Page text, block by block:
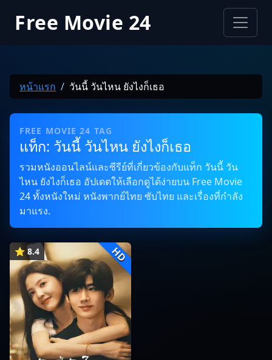
Free Movie 24
หน้าแรก วันนี้ วันไหน ยังไงก็เธอ
FREE MOVIE 24 TAG
แท็ก: วันนี้ วันไหน ยังไงก็เธอ
รวมหนังออนไลน์และซีรีย์ที่เกี่ยวข้องกับแท็ก วันนี้ วัน
ไหน ยังไงก็เธอ อัปเดตให้เลือกดูได้ง่ายบน Free Movie
24 ทั้งหนังใหม่ หนังพากย์ไทย ซับไทย และเรื่องที่กำลัง
มาแรง.
⭐ 8.4 HD